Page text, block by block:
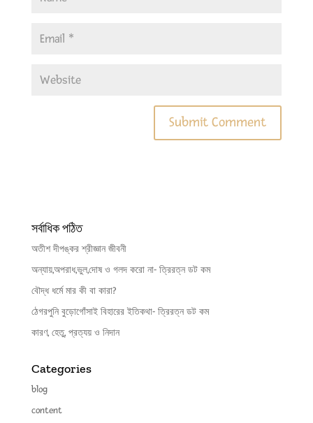
সর্বাধিক পঠিত
অতীশ দীপঙ্কর শ্রীজ্ঞান জীবনী
অন্যায়,অপরাধ,ভুল,দোষ ও গলদ করো না- ত্রিরত্ন ডট কম
বৌদ্ধ ধর্মে মার কী বা কারা?
ঠেগরপুনি বুড়োগোঁসাই বিহারের ইতিকথা- ত্রিরত্ন ডট কম
কারণ, হেতু, প্রত্যয় ও নিদান
Categories
blog
content